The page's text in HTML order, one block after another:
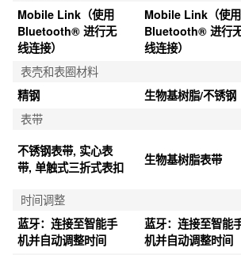
Mobile Link（使用
Bluetooth® 进行无
线连接）
Mobile Link（使用
Bluetooth® 进行
线连接）
表壳和表圈材料
精钢
生物基树脂/不锈钢
表带
不锈钢表带, 实心表
带, 单触式三折式表扣
生物基树脂表带
时间调整
蓝牙：连接至智能手
机并自动调整时间
蓝牙：连接至智能
机并自动调整时间